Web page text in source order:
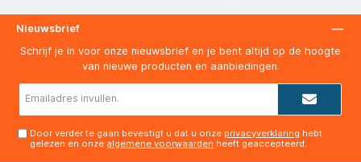
Nieuwsbrief
Schrijf je in voor onze nieuwsbrief en je bent altijd op de hoogte
van nieuwe producten en aanbiedingen.
Door verder te gaan bevestigt u dat u onze privacyverklaring hebt
gelezen en onze algemene voorwaarden heeft geaccepteerd.